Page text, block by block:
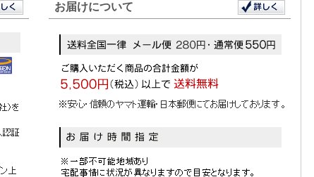
お届けについて